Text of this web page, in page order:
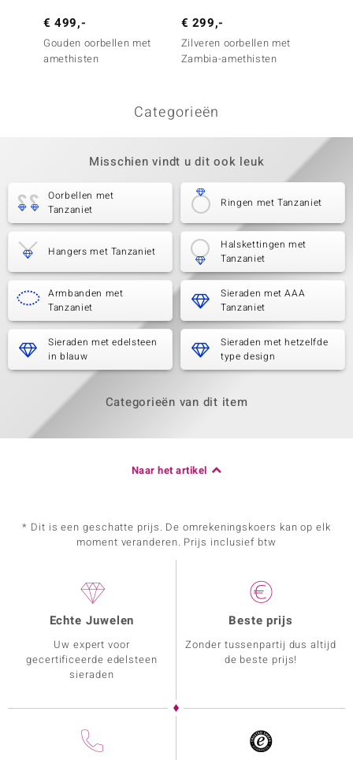
€ 499,-
Gouden oorbellen met
amethisten
€ 299,-
Zilveren oorbellen met
Zambia-amethisten
Categorieën
Misschien vindt u dit ook leuk
Oorbellen met
Tanzaniet
Ringen met Tanzaniet
Hangers met Tanzaniet
Halskettingen met
Tanzaniet
Armbanden met
Tanzaniet
Sieraden met AAA
Tanzaniet
Sieraden met edelsteen
in blauw
Sieraden met hetzelfde
type design
Categorieën van dit item
Naar het artikel
* Dit is een geschatte prijs. De omrekeningskoers kan op elk
moment veranderen. Prijs inclusief btw
Echte Juwelen
Uw expert voor
gecertificeerde edelsteen
sieraden
Beste prijs
Zonder tussenpartij dus altijd
de beste prijs!